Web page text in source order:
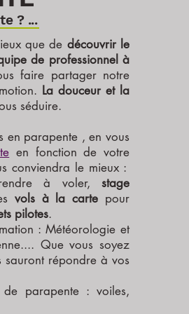
que de découvrir le
de professionnel à
faire partager notre
. La douceur et la
séduire.
en parapente , en vous
en fonction de votre
conviendra le mieux :
à voler, stage
vols à la carte pour
pilotes.
: Météorologie et
Que vous soyez
sauront répondre à vos
parapente : voiles,
? ...